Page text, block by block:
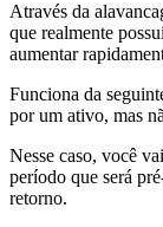
Através da
que realmente
aumentar
Funciona da
por um ativo, mas
Nesse caso, você
período que será
retorno.